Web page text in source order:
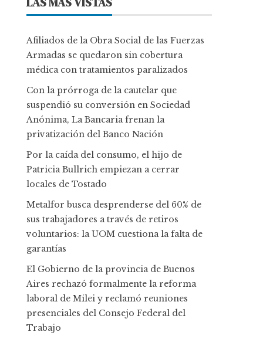
Afiliados de la Obra Social de las Fuerzas
Armadas se quedaron sin cobertura
médica con tratamientos paralizados
Con la prórroga de la cautelar que
suspendió su conversión en Sociedad
Anónima, La Bancaria frenan la
privatización del Banco Nación
Por la caída del consumo, el hijo de
Patricia Bullrich empiezan a cerrar
locales de Tostado
Metalfor busca desprenderse del 60% de
sus trabajadores a través de retiros
voluntarios: la UOM cuestiona la falta de
garantías
El Gobierno de la provincia de Buenos
Aires rechazó formalmente la reforma
laboral de Milei y reclamó reuniones
presenciales del Consejo Federal del
Trabajo